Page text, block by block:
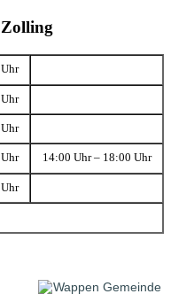
Zolling
14:00 Uhr – 18:00 Uhr